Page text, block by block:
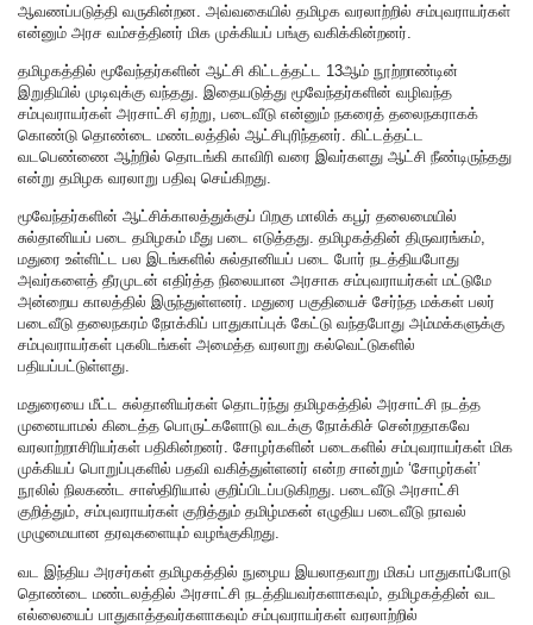
ஆவணப்படுத்தி வருகின்றன. அவ்வகையில் தமிழக வரலாற்றில் சம்புவராயர்கள்
என்னும் அரச வம்சத்தினர் மிக முக்கியப் பங்கு வகிக்கின்றனர்.
தமிழகத்தில் மூவேந்தர்களின் ஆட்சி கிட்டத்தட்ட 13ஆம் நூற்றாண்டின்
இறுதியில் முடிவுக்கு வந்தது. இதையடுத்து மூவேந்தர்களின் வழிவந்த
சம்புவராயர்கள் அரசாட்சி ஏற்று, படைவீடு என்னும் நகரைத் தலைநகராகக்
கொண்டு தொண்டை மண்டலத்தில் ஆட்சிபுரிந்தனர். கிட்டத்தட்ட
வடபெண்ணை ஆற்றில் தொடங்கி காவிரி வரை இவர்களது ஆட்சி நீண்டிருந்தது
என்று தமிழக வரலாறு பதிவு செய்கிறது.
மூவேந்தர்களின் ஆட்சிக்காலத்துக்குப் பிறகு மாலிக் கபூர் தலைமையில்
சுல்தானியப் படை தமிழகம் மீது படை எடுத்தது. தமிழகத்தின் திருவரங்கம்,
மதுரை உள்ளிட்ட பல இடங்களில் சுல்தானியப் படை போர் நடத்தியபோது
அவர்களைத் தீரமுடன் எதிர்த்த நிலையான அரசாக சம்புவராயர்கள் மட்டுமே
அன்றைய காலத்தில் இருந்துள்ளனர். மதுரை பகுதியைச் சேர்ந்த மக்கள் பலர்
படைவீடு தலைநகரம் நோக்கிப் பாதுகாப்புக் கேட்டு வந்தபோது அம்மக்களுக்கு
சம்புவராயர்கள் புகலிடங்கள் அமைத்த வரலாறு கல்வெட்டுகளில்
பதியப்பட்டுள்ளது.
மதுரையை மீட்ட சுல்தானியர்கள் தொடர்ந்து தமிழகத்தில் அரசாட்சி நடத்த
முனையாமல் கிடைத்த பொருட்களோடு வடக்கு நோக்கிச் சென்றதாகவே
வரலாற்றாசிரியர்கள் பதிகின்றனர். சோழர்களின் படைகளில் சம்புவராயர்கள் மிக
முக்கியப் பொறுப்புகளில் பதவி வகித்துள்ளனர் என்ற சான்றும் ‘சோழர்கள்’
நூலில் நிலகண்ட சாஸ்திரியால் குறிப்பிடப்படுகிறது. படைவீடு அரசாட்சி
குறித்தும், சம்புவராயர்கள் குறித்தும் தமிழ்மகன் எழுதிய படைவீடு நாவல்
முழுமையான தரவுகளையும் வழங்குகிறது.
வட இந்திய அரசர்கள் தமிழகத்தில் நுழைய இயலாதவாறு மிகப் பாதுகாப்போடு
தொண்டை மண்டலத்தில் அரசாட்சி நடத்தியவர்களாகவும், தமிழகத்தின் வட
எல்லையைப் பாதுகாத்தவர்களாகவும் சம்புவராயர்கள் வரலாற்றில்